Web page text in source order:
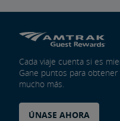
Cada viaje cuenta si es
Gane puntos para
mucho más.
ÚNASE AHORA